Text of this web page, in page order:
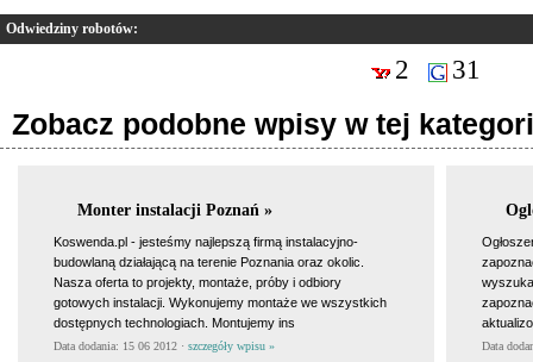
Odwiedziny robotów:
2 31
Zobacz podobne wpisy w tej
Monter instalacji Poznań »
Koswenda.pl - jesteśmy najlepszą firmą instalacyjno-
budowlaną działającą na terenie Poznania oraz okolic.
Nasza oferta to projekty, montaże, próby i odbiory
gotowych instalacji. Wykonujemy montaże we wszystkich
dostępnych technologiach. Montujemy ins
Data dodania: 15 06 2012 · szczegóły wpisu » Data